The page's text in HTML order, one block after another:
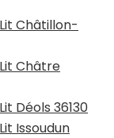
Châtillon-
Châtre
Déols 36130
Issoudun